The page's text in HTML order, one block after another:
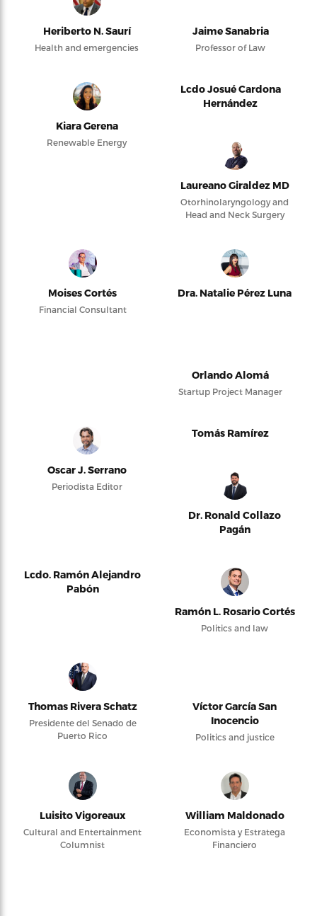
Heriberto N. Saurí
Health and emergencies
Jaime Sanabria
Professor of Law
Kiara Gerena
Renewable Energy
Lcdo Josué Cardona
Hernández
Laureano Giraldez MD
Otorhinolaryngology and
Head and Neck Surgery
Moises Cortés
Financial Consultant
Dra. Natalie Pérez Luna
Orlando Alomá
Startup Project Manager
Oscar J. Serrano
Periodista Editor
Tomás Ramírez
Dr. Ronald Collazo
Pagán
Lcdo. Ramón Alejandro
Pabón
Ramón L. Rosario Cortés
Politics and law
Thomas Rivera Schatz
Presidente del Senado de
Puerto Rico
Víctor García San
Inocencio
Politics and justice
Luisito Vigoreaux
Cultural and Entertainment
Columnist
William Maldonado
Economista y Estratega
Financiero